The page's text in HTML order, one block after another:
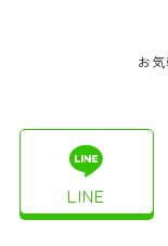
お
LINE